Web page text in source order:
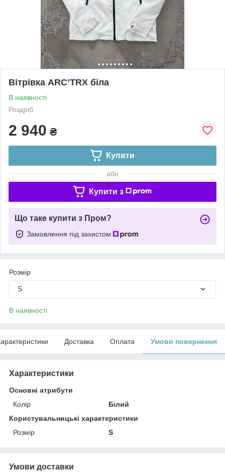
Вітрівка ARC’TRX біла
В наявності
Роздріб
2 940 ₴
Купити
або
Купити з
Що таке купити з Пром?
Замовлення під захистом
Розмір
S
В наявності
Доставка Оплата Умови повернення
Характеристики
Основні атрибути
Колір
Білий
Користувальницькі характеристики
Розмір
S
Умови доставки